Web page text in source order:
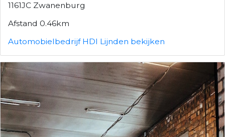
1161JC Zwanenburg
Afstand 0.46km
Automobielbedrijf HDI Lijnden bekijken